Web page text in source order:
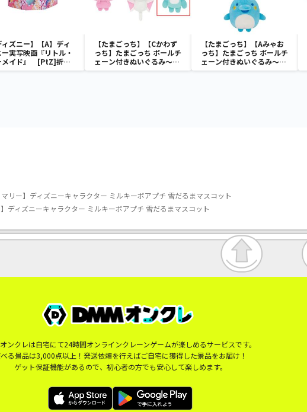
ィズニー】【A】ディ
ー実写映画『リトル・
メイド』 [PtZ]折り
ックスチェアー
【たまごっち】【Cかわず
っち】たまごっち ボールチ
ェーン付きぬいぐるみ～
Tamagotchi Paradise～
【たまごっち】【Aみゃお
っち】たまごっち ボールチ
ェーン付きぬいぐるみ～
Tamagotchi Paradise～
マリー】ディズニーキャラクター ミルキーボアプチ 雪だるまマスコット
ディズニーキャラクター ミルキーボアプチ 雪だるまマスコット
ンクレは自宅にて24時間オンラインクレーンゲームが楽しめるサービスです。
る景品は3,000点以上！発送依頼を行えばご自宅に獲得した景品をお届け！
ゲット保証機能があるので、初心者の方でも安心して楽しめます。